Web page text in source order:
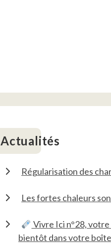
Actualités
Régularisation des
Les fortes chaleurs
Vivre Ici n°28, votre
bientôt dans votre